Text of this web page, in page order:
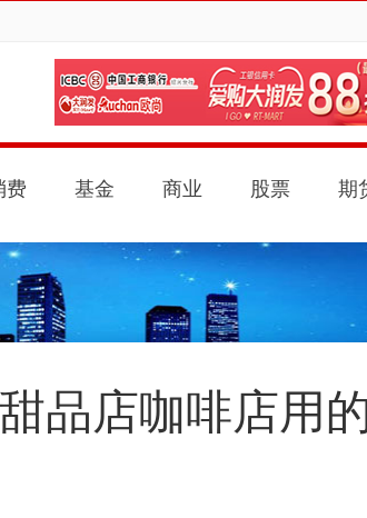
费 基金 商业 股票 期
品店咖啡店用